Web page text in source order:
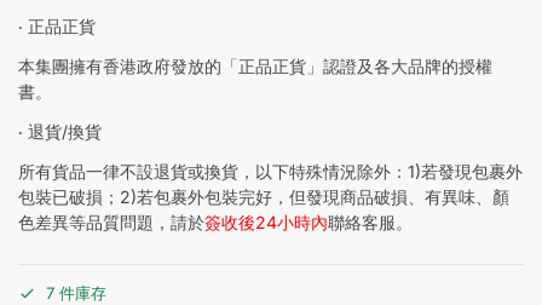
‧ 正品正貨
本集團擁有香港政府發放的「正品正貨」認證及各大品牌的授權
書。
‧ 退貨/換貨
所有貨品一律不設退貨或換貨，以下特殊情況除外：1)若發現包裹外
包裝已破損；2)若包裹外包裝完好，但發現商品破損、有異味、顏
色差異等品質問題，請於簽收後24小時內聯絡客服。
7 件庫存